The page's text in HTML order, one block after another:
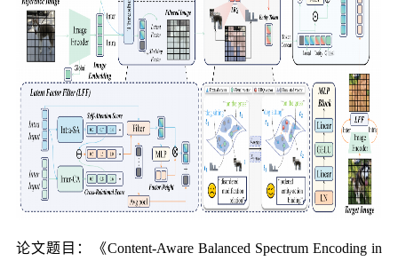
论文题目： 《Content-Aware Balanced Spectrum Encoding in